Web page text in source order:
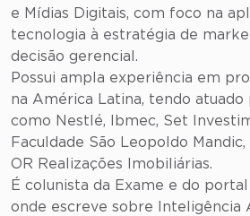
e Mídias Digitais, com foco na
tecnologia à estratégia de
decisão gerencial.
Possui ampla experiência em
na América Latina, tendo atuado
como Nestlé, Ibmec, Set
Faculdade São Leopoldo
OR Realizações Imobiliárias.
É colunista da Exame e do
onde escreve sobre Inteligência